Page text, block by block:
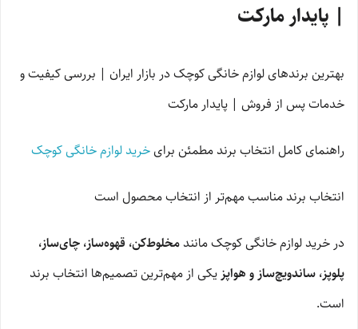
| پایدار مارکت
بهترین برندهای لوازم خانگی کوچک در بازار ایران | بررسی کیفیت و
خدمات پس از فروش | پایدار مارکت
راهنمای کامل انتخاب برند مطمئن برایخرید لوازم خانگی کوچک
انتخاب برند مناسب مهم‌تر از انتخاب محصول است
در خرید لوازم خانگی کوچک مانندمخلوط‌کن، قهوه‌ساز، چای‌ساز،
پلوپز، ساندویچ‌ساز و هواپزیکی از مهم‌ترین تصمیم‌ها انتخاب برند
است.